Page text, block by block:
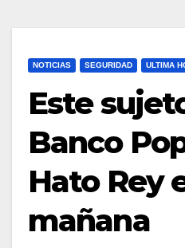
NOTICIAS SEGURIDAD ULTIMA
Este
Banco
Hato Rey
mañana